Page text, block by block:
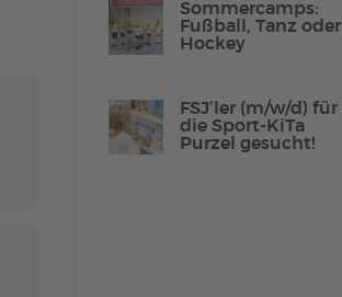
Reha-Sport
Sommercamps:
Fußball, Tanz oder
Hockey
FSJ’ler (m/w/d) für
die Sport-KiTa
Purzel gesucht!